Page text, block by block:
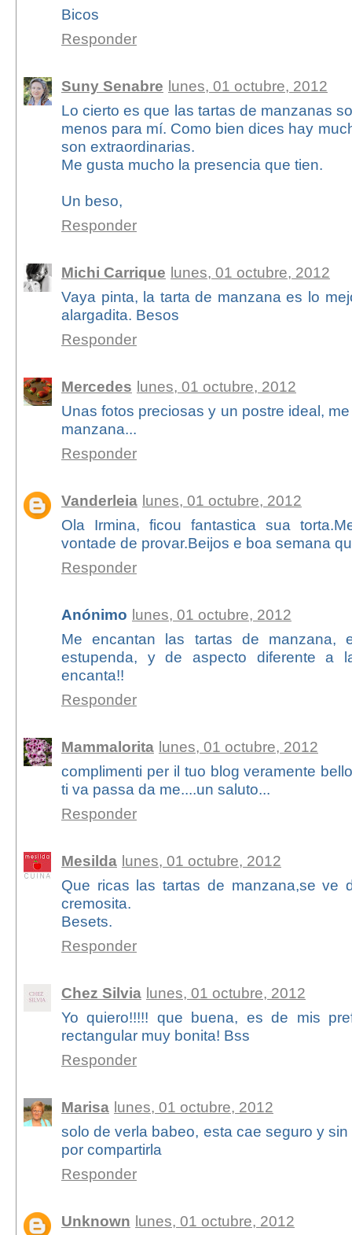
Bicos
Responder
Suny Senabre lunes, 01 octubre, 2012
Lo cierto es que las tartas de manzanas
menos para mí. Como bien dices hay
son extraordinarias.
Me gusta mucho la presencia que tien.
Un beso,
Responder
Michi Carrique lunes, 01 octubre, 2012
Vaya pinta, la tarta de manzana es lo
alargadita. Besos
Responder
Mercedes lunes, 01 octubre, 2012
Unas fotos preciosas y un postre ideal,
manzana...
Responder
Vanderleia lunes, 01 octubre, 2012
Ola Irmina, ficou fantastica sua
vontade de provar.Beijos e boa semana
Responder
Anónimo lunes, 01 octubre, 2012
Me encantan las tartas de manzana,
estupenda, y de aspecto diferente a
encanta!!
Responder
Mammalorita lunes, 01 octubre, 2012
complimenti per il tuo blog veramente
ti va passa da me....un saluto...
Responder
Mesilda lunes, 01 octubre, 2012
Que ricas las tartas de manzana,se ve
cremosita.
Besets.
Responder
Chez Silvia lunes, 01 octubre, 2012
Yo quiero!!!!! que buena, es de mis
rectangular muy bonita! Bss
Responder
Marisa lunes, 01 octubre, 2012
solo de verla babeo, esta cae seguro y
por compartirla
Responder
Unknown lunes, 01 octubre, 2012